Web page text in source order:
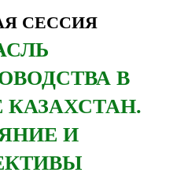
СЕССИЯ
В
КАЗАХСТАН.
И